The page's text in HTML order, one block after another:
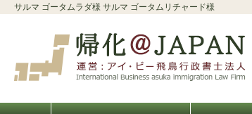
サルマ ゴータムラダ様 サルマ ゴータムリチャード様